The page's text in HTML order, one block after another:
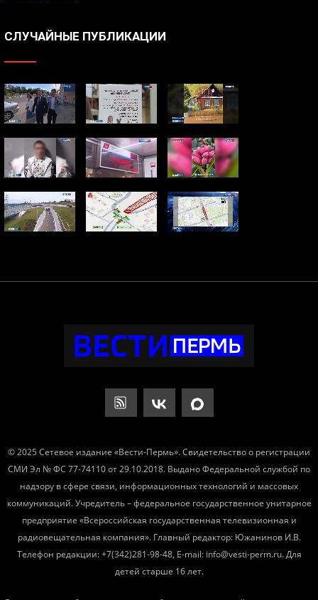
СЛУЧАЙНЫЕ ПУБЛИКАЦИИ
© 2025 Сетевое издание «Вести-Пермь». Свидетельство о регистрации
СМИ Эл № ФС 77-74110 от 29.10.2018. Выдано Федеральной службой по
надзору в сфере связи, информационных технологий и массовых
коммуникаций. Учредитель – федеральное государственное унитарное
предприятие «Всероссийская государственная телевизионная и
радиовещательная компания». Главный редактор: Южанинов И.В.
Телефон редакции: +7(342)281-98-48, E-mail: info@vesti-perm.ru. Для
детей старше 16 лет.